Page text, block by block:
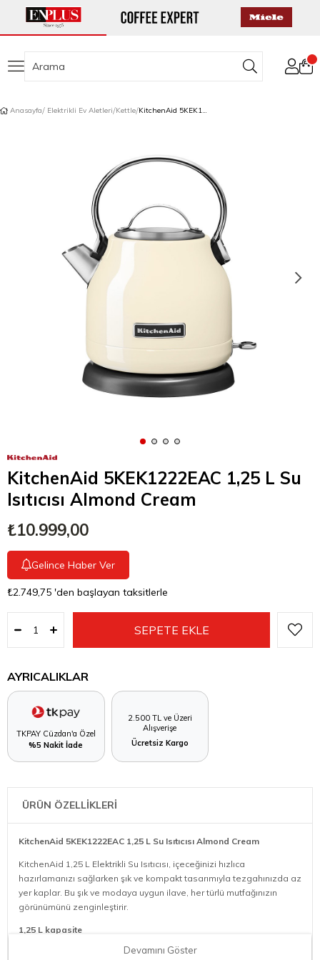
Anasayfa Elektrikli Ev Aletleri Kettle KitchenAid 5KEK1222EAC 1,25 L Su Isıtıcısı Almond Cream
KitchenAid 5KEK1222EAC 1,25 L Su
Isıtıcısı Almond Cream
₺10.999,00
Gelince Haber Ver
₺2.749,75 'den başlayan taksitlerle
AYRICALIKLAR
TKPAY Cüzdan'a Özel
%5 Nakit İade
2.500 TL ve Üzeri
Alışverişe
Ücretsiz Kargo
ÜRÜN ÖZELLİKLERİ
KitchenAid 5KEK1222EAC 1,25 L Su Isıtıcısı Almond Cream
KitchenAid 1,25 L Elektrikli Su Isıtıcısı, içeceğinizi hızlıca
hazırlamanızı sağlarken şık ve kompakt tasarımıyla tezgahınızda az
yer kaplar. Bu şık ve modaya uygun ilave, her türlü mutfağınızın
görünümünü zenginleştirir.
1,25 L kapasite
1,25 L kapasite sayesinde su hızlı kaynar ve kaselere veya tavalara
Devamını Göster